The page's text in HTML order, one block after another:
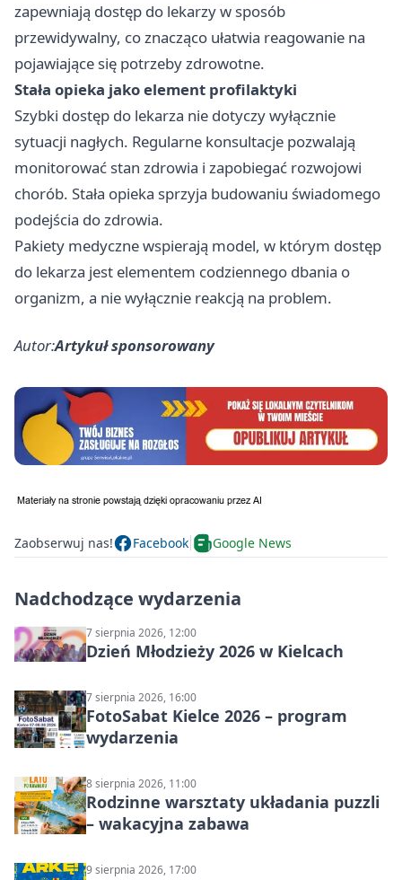
zapewniają dostęp do lekarzy w sposób
przewidywalny, co znacząco ułatwia reagowanie na
pojawiające się potrzeby zdrowotne.
Stała opieka jako element profilaktyki
Szybki dostęp do lekarza nie dotyczy wyłącznie
sytuacji nagłych. Regularne konsultacje pozwalają
monitorować stan zdrowia i zapobiegać rozwojowi
chorób. Stała opieka sprzyja budowaniu świadomego
podejścia do zdrowia.
Pakiety medyczne wspierają model, w którym dostęp
do lekarza jest elementem codziennego dbania o
organizm, a nie wyłącznie reakcją na problem.
Autor:Artykuł sponsorowany
Zaobserwuj nas! Facebook Google News
Nadchodzące wydarzenia
7 sierpnia 2026, 12:00
Dzień Młodzieży 2026 w Kielcach
7 sierpnia 2026, 16:00
FotoSabat Kielce 2026 – program
wydarzenia
8 sierpnia 2026, 11:00
Rodzinne warsztaty układania puzzli
– wakacyjna zabawa
9 sierpnia 2026, 17:00